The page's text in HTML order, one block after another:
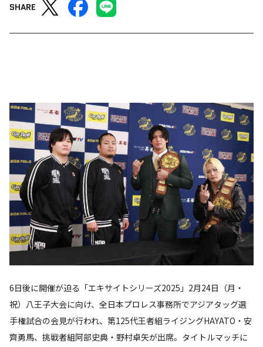
SHARE
6日後に開催が迫る「エキサイトシリーズ2025」2月24日（月・
祝）八王子大会に向け、全日本プロレス事務所でアジアタッグ選
手権試合の会見が行われ、第125代王者組ライジングHAYATO・安
齊勇馬、挑戦者組阿部史典・野村卓矢が出席。タイトルマッチに